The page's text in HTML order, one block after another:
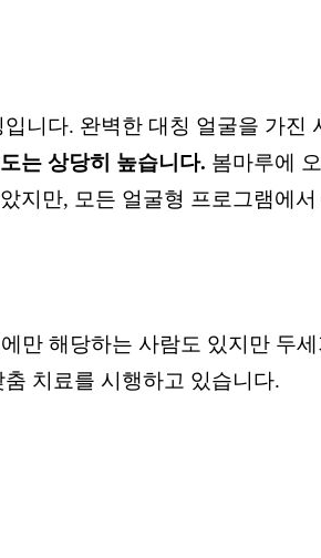
니다. 완벽한 대칭 얼굴을 가진
는 상당히 높습니다. 봄마루에
만, 모든 얼굴형 프로그램에
만 해당하는 사람도 있지만 두
치료를 시행하고 있습니다.